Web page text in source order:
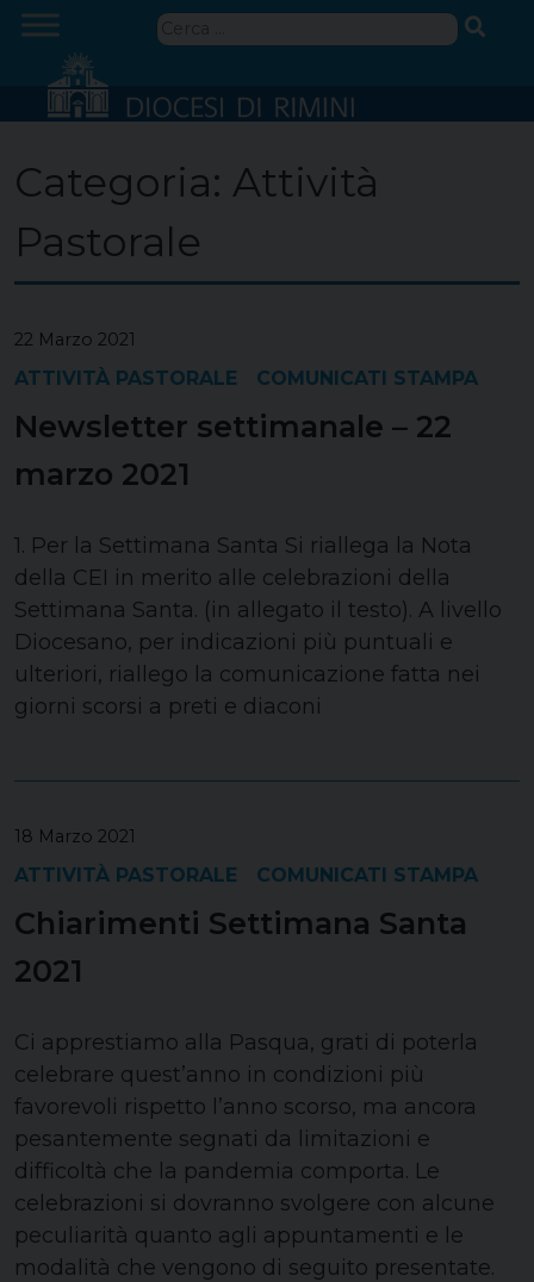
Skip
content
Ricerca
Categoria: Attività
Pastorale
22 Marzo 2021
ATTIVITÀ PASTORALE COMUNICATI STAMPA
Newsletter settimanale – 22
marzo 2021
1. Per la Settimana Santa Si riallega la Nota
della CEI in merito alle celebrazioni della
Settimana Santa. (in allegato il testo). A livello
Diocesano, per indicazioni più puntuali e
ulteriori, riallego la comunicazione fatta nei
giorni scorsi a preti e diaconi
18 Marzo 2021
ATTIVITÀ PASTORALE COMUNICATI STAMPA
Chiarimenti Settimana Santa
2021
Ci apprestiamo alla Pasqua, grati di poterla
celebrare quest’anno in condizioni più
favorevoli rispetto l’anno scorso, ma ancora
pesantemente segnati da limitazioni e
difficoltà che la pandemia comporta. Le
celebrazioni si dovranno svolgere con alcune
peculiarità quanto agli appuntamenti e le
modalità che vengono di seguito presentate.